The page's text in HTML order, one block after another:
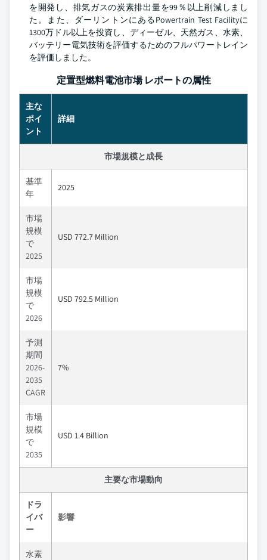
を開発し、排気ガスの炭素排出量を99％以上削減しまし
た。また、ダーリントンにあるPowertrain Test Facilityに
1300万ドル以上を投資し、ディーゼル、天然ガス、水素、
バッテリー電気技術を評価するためのフルパワートレイン
を評価しました。
定置型燃料電池市場 レポートの属性
主な
ポイ
ント
詳細
市場規模と成長
基準
年
2025
市場
規模
で
2025
USD 772.7 Million
市場
規模
で
2026
USD 792.5 Million
予測
期間
2026-
2035
CAGR
7%
市場
規模
で
2035
USD 1.4 Billion
主要な市場動向
ドラ
イバ
ー
影響
水素